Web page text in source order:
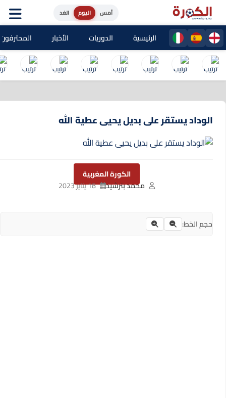
اليوم الغد
الرئيسية الدوريات الأخبار المحترفون
الوداد يستقر على بديل يحيى عطية الله
الكورة المغربية
محمد بنرشيد
18 يناير 2023
حجم الخط: